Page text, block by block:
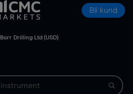
Bli kund
Borr Drilling Ltd (USD)